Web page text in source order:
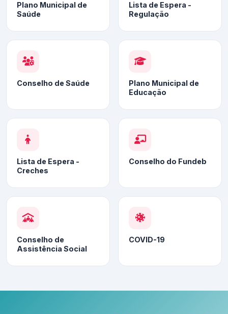
Plano Municipal de
Saúde
Lista de Espera -
Regulação
Conselho de Saúde
Plano Municipal de
Educação
Lista de Espera -
Creches
Conselho do Fundeb
Conselho de
Assistência Social
COVID-19